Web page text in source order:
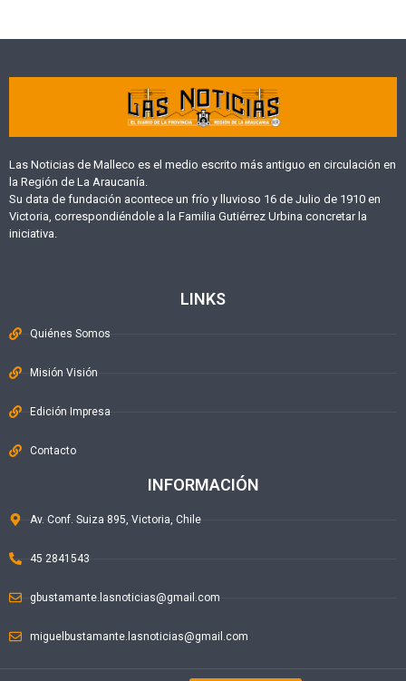
Las Noticias de Malleco es el medio escrito más antiguo en circulación en
la Región de La Araucanía.
Su data de fundación acontece un frío y lluvioso 16 de Julio de 1910 en
Victoria, correspondiéndole a la Familia Gutiérrez Urbina concretar la
iniciativa.
LINKS
Quiénes Somos
Misión Visión
Edición Impresa
Contacto
INFORMACIÓN
Av. Conf. Suiza 895, Victoria, Chile
45 2841543
gbustamante.lasnoticias@gmail.com
miguelbustamante.lasnoticias@gmail.com